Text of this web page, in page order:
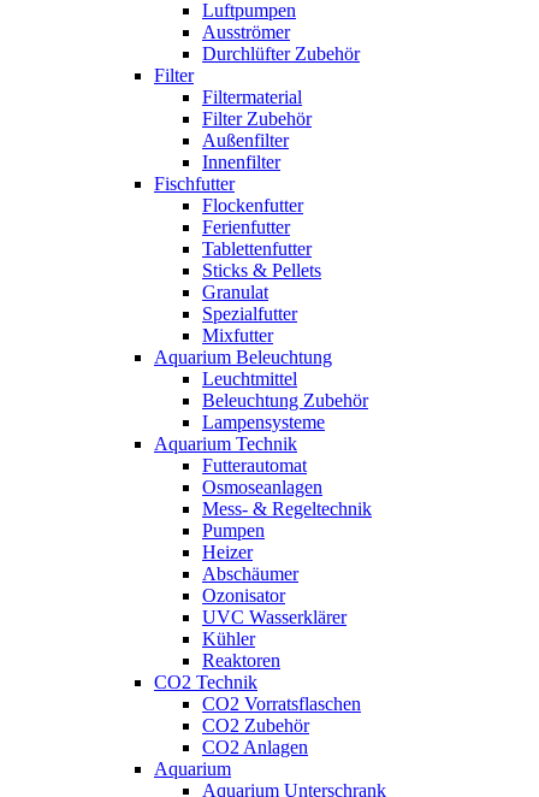
Luftpumpen
Ausströmer
Durchlüfter Zubehör
Filter
Filtermaterial
Filter Zubehör
Außenfilter
Innenfilter
Fischfutter
Flockenfutter
Ferienfutter
Tablettenfutter
Sticks & Pellets
Granulat
Spezialfutter
Mixfutter
Aquarium Beleuchtung
Leuchtmittel
Beleuchtung Zubehör
Lampensysteme
Aquarium Technik
Futterautomat
Osmoseanlagen
Mess- & Regeltechnik
Pumpen
Heizer
Abschäumer
Ozonisator
UVC Wasserklärer
Kühler
Reaktoren
CO2 Technik
CO2 Vorratsflaschen
CO2 Zubehör
CO2 Anlagen
Aquarium
Aquarium Unterschrank